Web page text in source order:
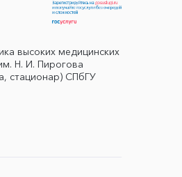
высоких медицинских
Н. И. Пирогова
стационар) СПбГУ